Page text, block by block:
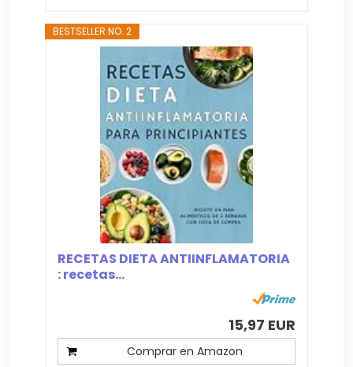
BESTSELLER NO. 2
RECETAS DIETA ANTIINFLAMATORIA
: recetas...
15,97 EUR
Comprar en Amazon